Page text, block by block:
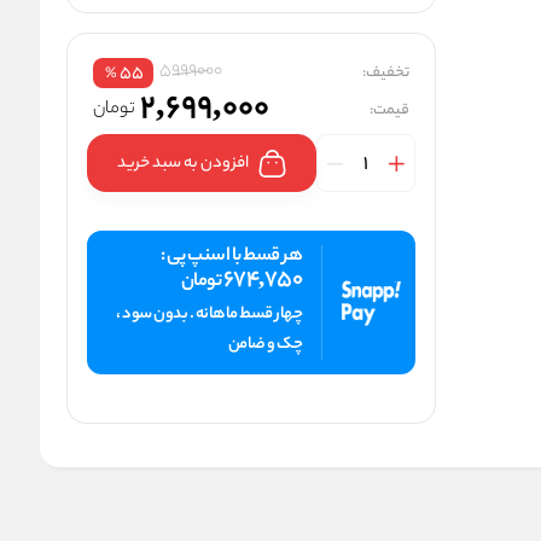
تخفیف: 5999000
55
%
قیمت: 2,699,000 تومان
افزودن به سبد خرید
هر قسط با اسنپ پی :
674,750تومان
چهار قسط ماهانه . بدون سود ،
چک و ضامن